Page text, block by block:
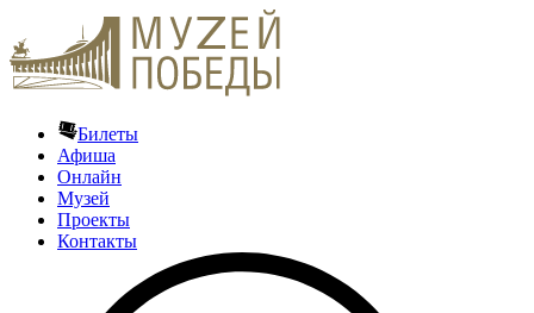
Билеты
Афиша
Онлайн
Музей
Проекты
Контакты